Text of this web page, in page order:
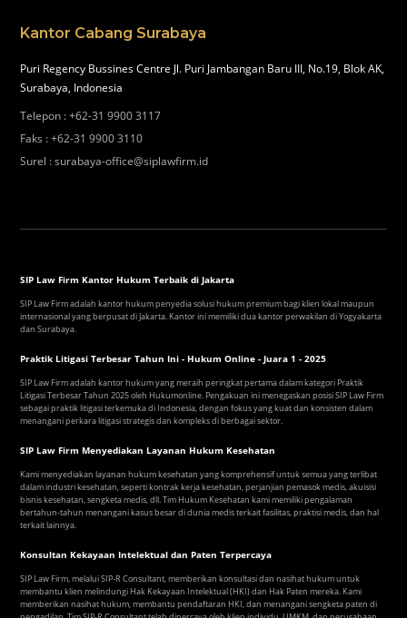
Kantor Cabang Surabaya
Puri Regency Bussines Centre Jl. Puri Jambangan Baru III, No.19, Blok AK,
Surabaya, Indonesia
Telepon :+62-31 9900 3117
Faks :+62-31 9900 3110
Surel :surabaya-office@siplawfirm.id
SIP Law Firm Kantor Hukum Terbaik di Jakarta
SIP Law Firm adalah kantor hukum penyedia solusi hukum premium bagi klien lokal maupun
internasional yang berpusat di Jakarta. Kantor ini memiliki dua kantor perwakilan di Yogyakarta
dan Surabaya.
Praktik Litigasi Terbesar Tahun Ini - Hukum Online - Juara 1 - 2025
SIP Law Firm adalah kantor hukum yang meraih peringkat pertama dalam kategori Praktik
Litigasi Terbesar Tahun 2025 oleh Hukumonline. Pengakuan ini menegaskan posisi SIP Law Firm
sebagai praktik litigasi terkemuka di Indonesia, dengan fokus yang kuat dan konsisten dalam
menangani perkara litigasi strategis dan kompleks di berbagai sektor.
SIP Law Firm Menyediakan Layanan Hukum Kesehatan
Kami menyediakan layanan hukum kesehatan yang komprehensif untuk semua yang terlibat
dalam industri kesehatan, seperti kontrak kerja kesehatan, perjanjian pemasok medis, akuisisi
bisnis kesehatan, sengketa medis, dll. Tim Hukum Kesehatan kami memiliki pengalaman
bertahun-tahun menangani kasus besar di dunia medis terkait fasilitas, praktisi medis, dan hal
terkait lainnya.
Konsultan Kekayaan Intelektual dan Paten Terpercaya
SIP Law Firm, melalui SIP-R Consultant, memberikan konsultasi dan nasihat hukum untuk
membantu klien melindungi Hak Kekayaan Intelektual (HKI) dan Hak Paten mereka. Kami
memberikan nasihat hukum, membantu pendaftaran HKI, dan menangani sengketa paten di